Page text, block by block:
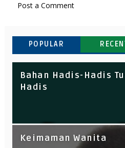
Post a Comment
POPULAR
ulumul Hadis dan
Kontrak Kuliah
Bahan Hadis-Hadis
Hadis
Hadis Siyasah
Analisisi Hadis-Hadis
Keimaman Wanita